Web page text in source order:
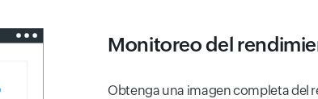
Monitoreo del
Obtenga una imagen completa del